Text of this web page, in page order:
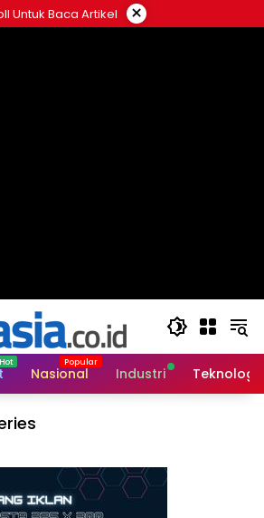
Untuk Baca Artikel ×
Nasional Industri Teknologi